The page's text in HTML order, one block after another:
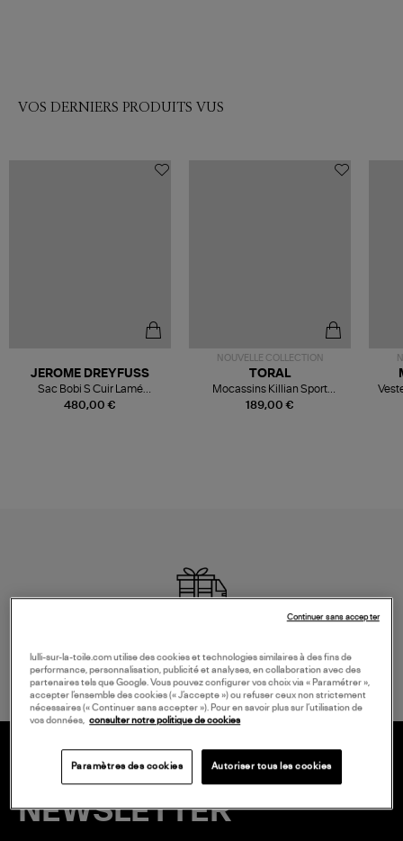
VOS DERNIERS PRODUITS VUS
480,00 €
JEROME DREYFUSS
Sac Bobi S Cuir Lamé
Champagne
NOUVELLE COLLECTION
189,00 €
TORAL
Mocassins Killian Sport
Mousse
à partir de 150 € d'achat*
20 € EN VOUS INSCRIVANT À LA
NEWSLETTER
lulli-sur-la-toile.com utilise des cookies et technologies similaires à des fins de
performance, personnalisation, publicité et analyses, en collaboration avec des
partenaires tels que Google. Vous pouvez configurer vos choix via « Paramétrer »,
accepter l’ensemble des cookies (« J’accepte ») ou refuser ceux non strictement
nécessaires (« Continuer sans accepter »). Pour en savoir plus sur l’utilisation de
vos données, consulter notre politique de cookies
Paramètres des cookies Autoriser tous les cookies
Continuer sans accepter